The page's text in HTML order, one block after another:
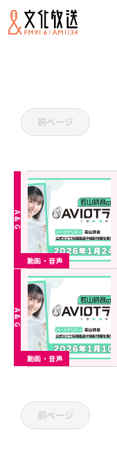
前ページ
動画・音声
動画・音声
前ページ